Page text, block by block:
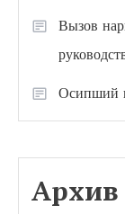
Вызов
Осипший
Архив